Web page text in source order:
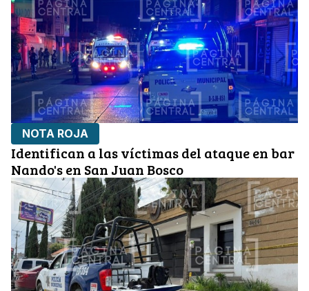
NOTA ROJA
Identifican a las víctimas del ataque en bar
Nando's en San Juan Bosco